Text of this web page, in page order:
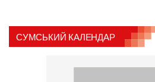
СУМСЬКИЙ КАЛЕНДАР